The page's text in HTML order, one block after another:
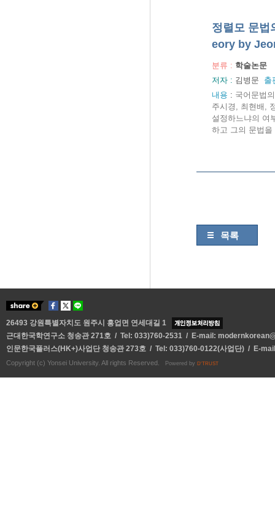
정렬모 문
eory by
분류 : 학술논문
저자 : 김병문
출
내용 : 국어문법
주시경, 최현배,
설정하느냐의 여
하고 그의 문법을
목록
26493 강원특별자치도 원주시 흥업면 연세대길 1
근대한국학연구소 청송관 271호 / Tel: 033)760-2531 / E-mail:
인문한국플러스(HK+)사업단 청송관 273호 / Tel: 033)760-0122(사업단) / E-
Copyright (c) Yonsei University. All rights Reserved. Powered by D'TRUST